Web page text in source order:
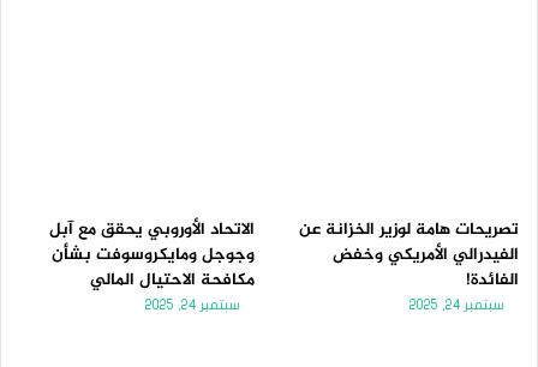
تصريحات هامة لوزير الخزانة عن
الفيدرالي الأمريكي وخفض
الفائدة!
سبتمبر 24, 2025
الاتحاد الأوروبي يحقق مع آبل
وجوجل ومايكروسوفت بشأن
مكافحة الاحتيال المالي
سبتمبر 24, 2025